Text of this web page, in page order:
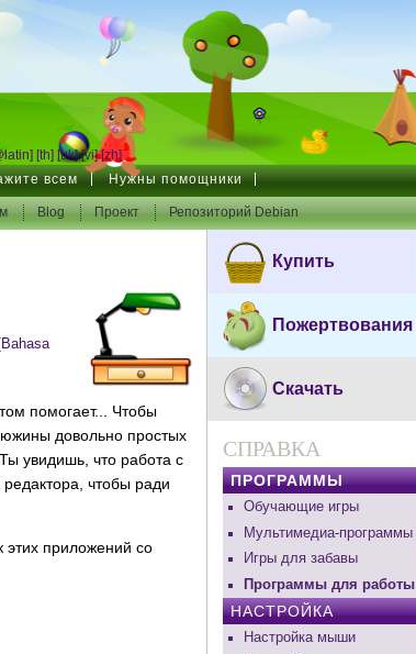
[th] [uk] [vi] [zh]
всем Нужны помощники
Blog Проект Репозиторий Debian
Bahasa
помогает... Чтобы
довольно простых
увидишь, что работа с
чтобы ради
этих приложений со
Купить
Пожертвования
Скачать
СПРАВКА
ПРОГРАММЫ
Обучающие игры
Мультимедиа-программы
Игры для забавы
Программы для работы
НАСТРОЙКА
Настройка мыши